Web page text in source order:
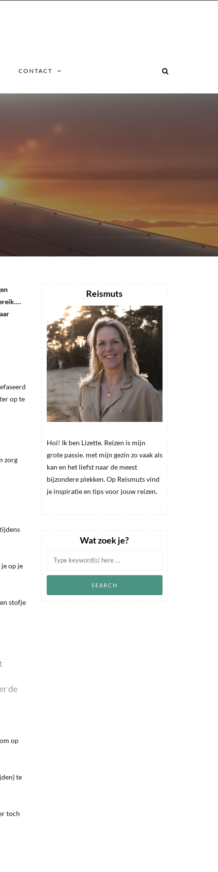
CONTACT
op te
zorg
op je
stofje
de
op
te
toch
Reismuts
Hoi! Ik ben Lizette. Reizen is mijn
grote passie. met mijn gezin zo vaak als
kan en het liefst naar de meest
bijzondere plekken. Op Reismuts vind
je inspiratie en tips voor jouw reizen.
Wat zoek je?